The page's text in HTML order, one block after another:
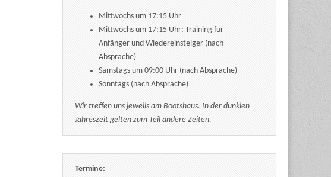
Mittwochs um 17:15 Uhr
Mittwochs um 17:15 Uhr: Training für
Anfänger und Wiedereinsteiger (nach
Absprache)
Samstags um 09:00 Uhr (nach Absprache)
Sonntags (nach Absprache)
Wir treffen uns jeweils am Bootshaus. In der dunklen
Jahreszeit gelten zum Teil andere Zeiten.
Termine: